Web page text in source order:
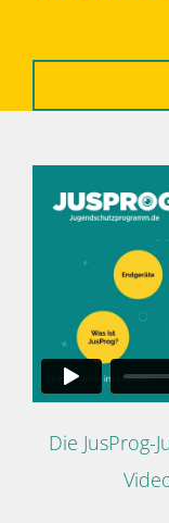
Die JusProg-